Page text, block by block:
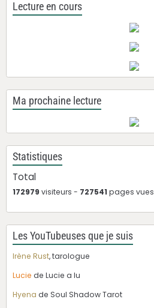
Lecture en cours
Ma prochaine lecture
Statistiques
Total
172979 visiteurs - 727541pages vues
Les YouTubeuses que je suis
Irène Rust, tarologue
Lucie de Lucie a lu
Hyena de Soul Shadow Tarot